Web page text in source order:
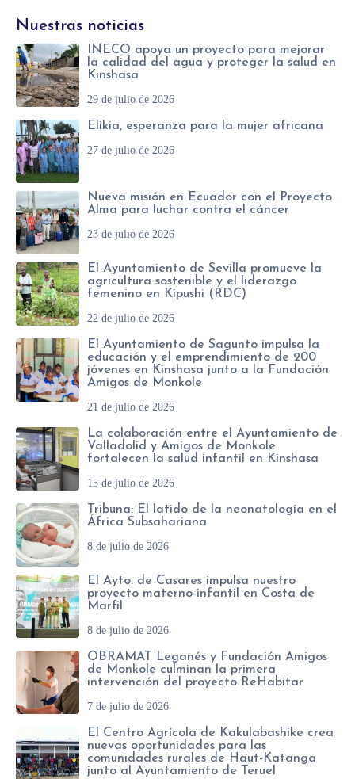
l
e
c
t
r
ó
n
i
c
o
*
o
w
e
b
Nuestras noticias
INECO apoya un proyecto para mejorar
la calidad del agua y proteger la salud en
Kinshasa
29 de julio de 2026
Elikia, esperanza para la mujer africana
27 de julio de 2026
Nueva misión en Ecuador con el Proyecto
Alma para luchar contra el cáncer
23 de julio de 2026
El Ayuntamiento de Sevilla promueve la
agricultura sostenible y el liderazgo
femenino en Kipushi (RDC)
22 de julio de 2026
El Ayuntamiento de Sagunto impulsa la
educación y el emprendimiento de 200
jóvenes en Kinshasa junto a la Fundación
Amigos de Monkole
21 de julio de 2026
La colaboración entre el Ayuntamiento de
Valladolid y Amigos de Monkole
fortalecen la salud infantil en Kinshasa
15 de julio de 2026
Tribuna: El latido de la neonatología en el
África Subsahariana
8 de julio de 2026
El Ayto. de Casares impulsa nuestro
proyecto materno-infantil en Costa de
Marfil
8 de julio de 2026
OBRAMAT Leganés y Fundación Amigos
de Monkole culminan la primera
intervención del proyecto ReHabitar
7 de julio de 2026
El Centro Agrícola de Kakulabashike crea
nuevas oportunidades para las
comunidades rurales de Haut-Katanga
junto al Ayuntamiento de Teruel